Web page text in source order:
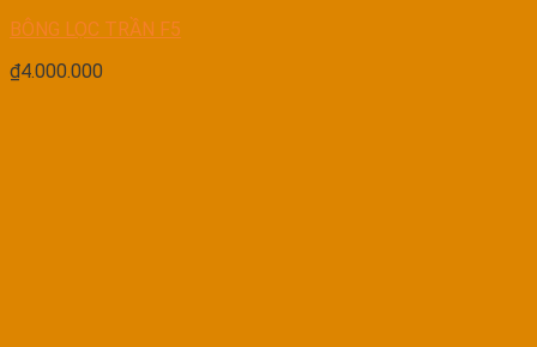
BÔNG LỌC TRẦN F5
₫4.000.000